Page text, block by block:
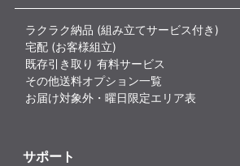
ラクラク納品 (組み立てサービス付き)
宅配 (お客様組立)
既存引き取り 有料サービス
その他送料オプション一覧
お届け対象外・曜日限定エリア表
サポート